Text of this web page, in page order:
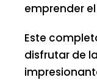
emprender
Este
disfrutar de